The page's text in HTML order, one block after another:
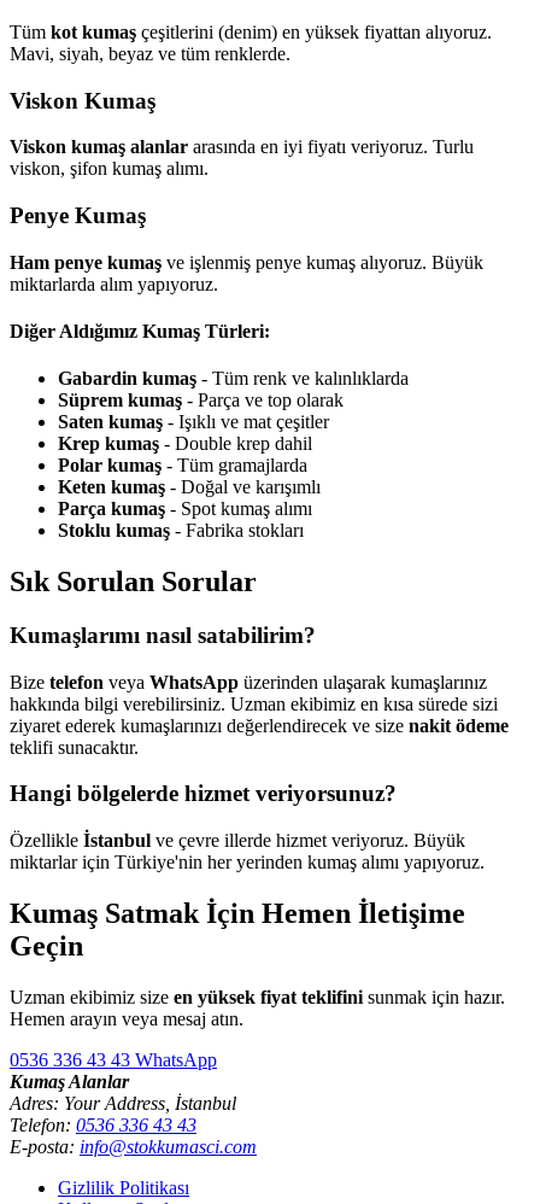
Tüm kot kumaş çeşitlerini (denim) en yüksek fiyattan alıyoruz.
Mavi, siyah, beyaz ve tüm renklerde.
Viskon Kumaş
Viskon kumaş alanlar arasında en iyi fiyatı veriyoruz. Turlu
viskon, şifon kumaş alımı.
Penye Kumaş
Ham penye kumaş ve işlenmiş penye kumaş alıyoruz. Büyük
miktarlarda alım yapıyoruz.
Diğer Aldığımız Kumaş Türleri:
Gabardin kumaş - Tüm renk ve kalınlıklarda
Süprem kumaş - Parça ve top olarak
Saten kumaş - Işıklı ve mat çeşitler
Krep kumaş - Double krep dahil
Polar kumaş - Tüm gramajlarda
Keten kumaş - Doğal ve karışımlı
Parça kumaş - Spot kumaş alımı
Stoklu kumaş - Fabrika stokları
Sık Sorulan Sorular
Kumaşlarımı nasıl satabilirim?
Bize telefon veya WhatsApp üzerinden ulaşarak kumaşlarınız
hakkında bilgi verebilirsiniz. Uzman ekibimiz en kısa sürede sizi
ziyaret ederek kumaşlarınızı değerlendirecek ve size nakit ödeme
teklifi sunacaktır.
Hangi bölgelerde hizmet veriyorsunuz?
Özellikle İstanbul ve çevre illerde hizmet veriyoruz. Büyük
miktarlar için Türkiye'nin her yerinden kumaş alımı yapıyoruz.
Kumaş Satmak İçin Hemen İletişime
Geçin
Uzman ekibimiz size en yüksek fiyat teklifini sunmak için hazır.
Hemen arayın veya mesaj atın.
0536 336 43 43 WhatsApp
Kumaş Alanlar
Adres: Your Address, İstanbul
Telefon: 0536 336 43 43
E-posta: info@stokkumasci.com
Gizlilik Politikası